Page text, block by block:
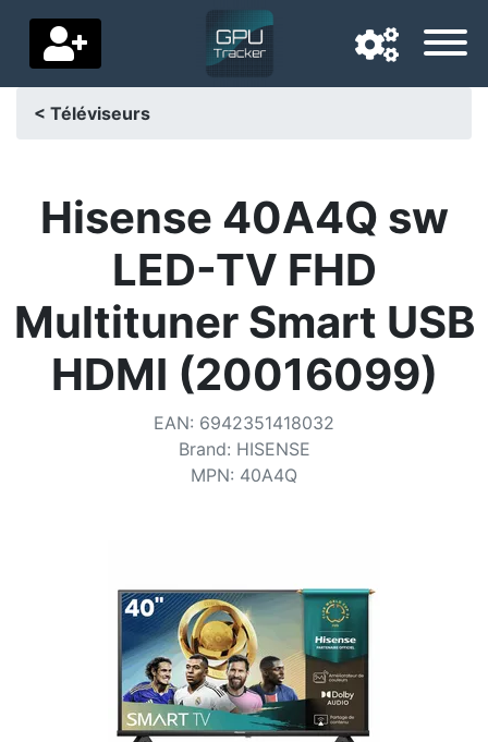
Pays de livraison
Baisses de prix
Paramètres
Soutenez-nous
< Téléviseurs
Hisense 40A4Q sw
LED-TV FHD
Multituner Smart USB
HDMI (20016099)
EAN: 6942351418032
Brand: HISENSE
MPN: 40A4Q